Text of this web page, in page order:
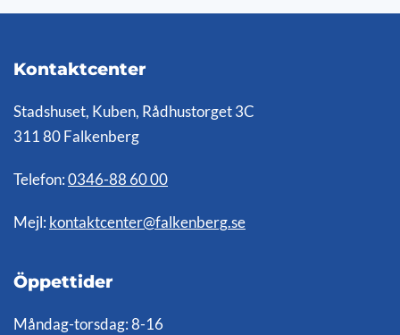
Kontaktcenter
Stadshuset, Kuben, Rådhustorget 3C
311 80 Falkenberg
Telefon: 0346-88 60 00
Mejl: kontaktcenter@falkenberg.se
Öppettider
Måndag-torsdag: 8-16